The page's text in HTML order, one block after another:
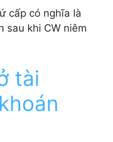
cấp có nghĩa là
sau khi CW niêm
tài